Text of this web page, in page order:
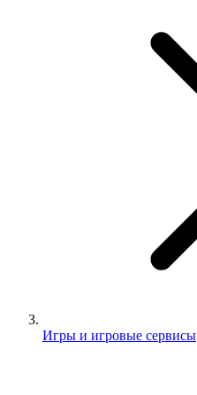
Игры и игровые сервисы